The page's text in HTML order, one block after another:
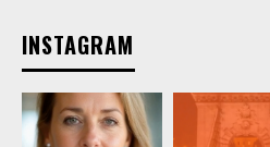
INSTAGRAM